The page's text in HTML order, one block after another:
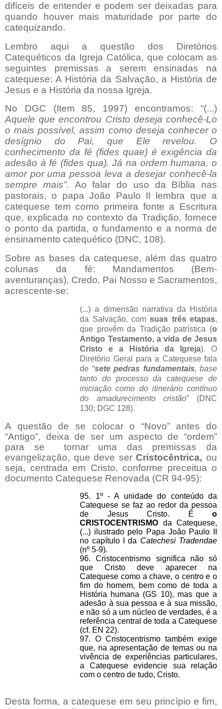
difíceis de entender e podem ser deixadas para
quando houver mais maturidade por parte do
catequizando.
Lembro aqui a questão dos Diretórios
Catequéticos da Igreja Católica, que colocam as
seguintes premissas a serem ensinadas na
catequese: A História da Salvação, a História de
Jesus e a História da nossa Igreja.
No DGC (Item 85, 1997) encontramos: “(...)
Aquele que encontrou Cristo deseja conhecê-Lo
o mais possível, assim como deseja conhecer o
desígnio do Pai, que Ele revelou. O
conhecimento da fé (fides quae) é exigência da
adesão à fé (fides qua). Já na ordem humana, o
amor por uma pessoa leva a desejar conhecê-la
sempre mais”. Ao falar do uso da Bíblia nas
pastorais, o papa João Paulo II lembra que a
catequese tem como primeira fonte a Escritura
que, explicada no contexto da Tradição, fornece
o ponto da partida, o fundamento e a norma de
ensinamento catequético (DNC, 108).
Sobre as bases da catequese, além das quatro
colunas da fé: Mandamentos (Bem-
aventuranças), Credo, Pai Nosso e Sacramentos,
acrescente-se:
(...) a dimensão narrativa da História
da Salvação, comsuas três etapas,
que provêm da Tradição patrística (o
Antigo Testamento, a vida de Jesus
Cristo e a História da Igreja). O
Diretório Geral para a Catequese fala
de “sete pedras fundamentais, base
tanto do processo da catequese de
iniciação como do itinerário contínuo
do amadurecimento cristão” (DNC
130; DGC 128).
A questão de se colocar o “Novo” antes do
“Antigo”, deixa de ser um aspecto de “ordem”
para se
tornar uma das premissas da
evangelização, que deve serCristocêntrica,ou
seja, centrada em Cristo, conforme preceitua o
documento Catequese Renovada (CR 94-95):
95. 1º - A unidade do conteúdo da
Catequese se faz ao redor da pessoa
de Jesus Cristo. É o
CRISTOCENTRISMO da Catequese,
(...) ilustrado pelo Papa João Paulo II
no capítulo I da Catechesi Tradendae
(nº 5-9).
96. Cristocentrismo significa não só
que Cristo deve aparecer na
Catequese como a chave, o centro e o
fim do homem, bem como de toda a
História humana (GS 10), mas que a
adesão à sua pessoa e à sua missão,
e não só a um núcleo de verdades, é a
referência central de toda a Catequese
(cf. EN 22).
97. O Cristocentrismo também exige
que, na apresentação de temas ou na
vivência de experiências particulares,
a Catequese evidencie sua relação
com o centro de tudo, Cristo.
Desta forma, a catequese em seu princípio e fim,